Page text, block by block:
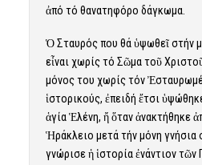
ἀπό τό θανατηφόρο δάγκωμα.
Ὁ Σταυρός που θά ὑψωθεῖ στήν
εἶναι χωρίς τό Σῶμα τοῦ
μόνος του χωρίς τόν
ἱστορικούς, ἐπειδή ἔτσι
ἁγία Ἑλένη, ἤ ὅταν ἀνακτήθηκε
Ἡράκλειο μετά τήν μόνη γνήσια
γνώρισε ἡ ἱστορία ἐνάντιον